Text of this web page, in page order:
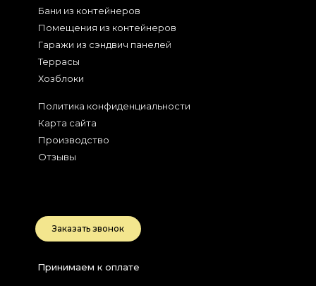
Бани из контейнеров
Помещения из контейнеров
Гаражи из сэндвич панелей
Террасы
Хозблоки
Политика конфиденциальности
Карта сайта
Производство
Отзывы
Заказать звонок
Принимаем к оплате